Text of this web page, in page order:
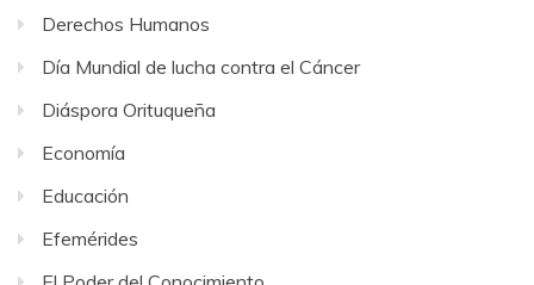
Derechos Humanos
Día Mundial de lucha contra el Cáncer
Diáspora Orituqueña
Economía
Educación
Efemérides